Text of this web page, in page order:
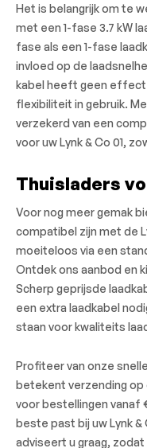
Het is belangrijk om te
met een 1-fase 3.7 kW
fase als een 1-fase
invloed op de
kabel heeft geen effect
flexibiliteit in gebruik.
verzekerd van een
voor uw Lynk & Co 01,
Thuisladers
Voor nog meer gemak
compatibel zijn met de
moeiteloos via een
Ontdek ons aanbod en
Scherp geprijsde
een extra laadkabel
staan voor kwaliteits
Profiteer van onze
betekent verzending
voor bestellingen vanaf
beste past bij uw Lynk &
adviseert u graag,